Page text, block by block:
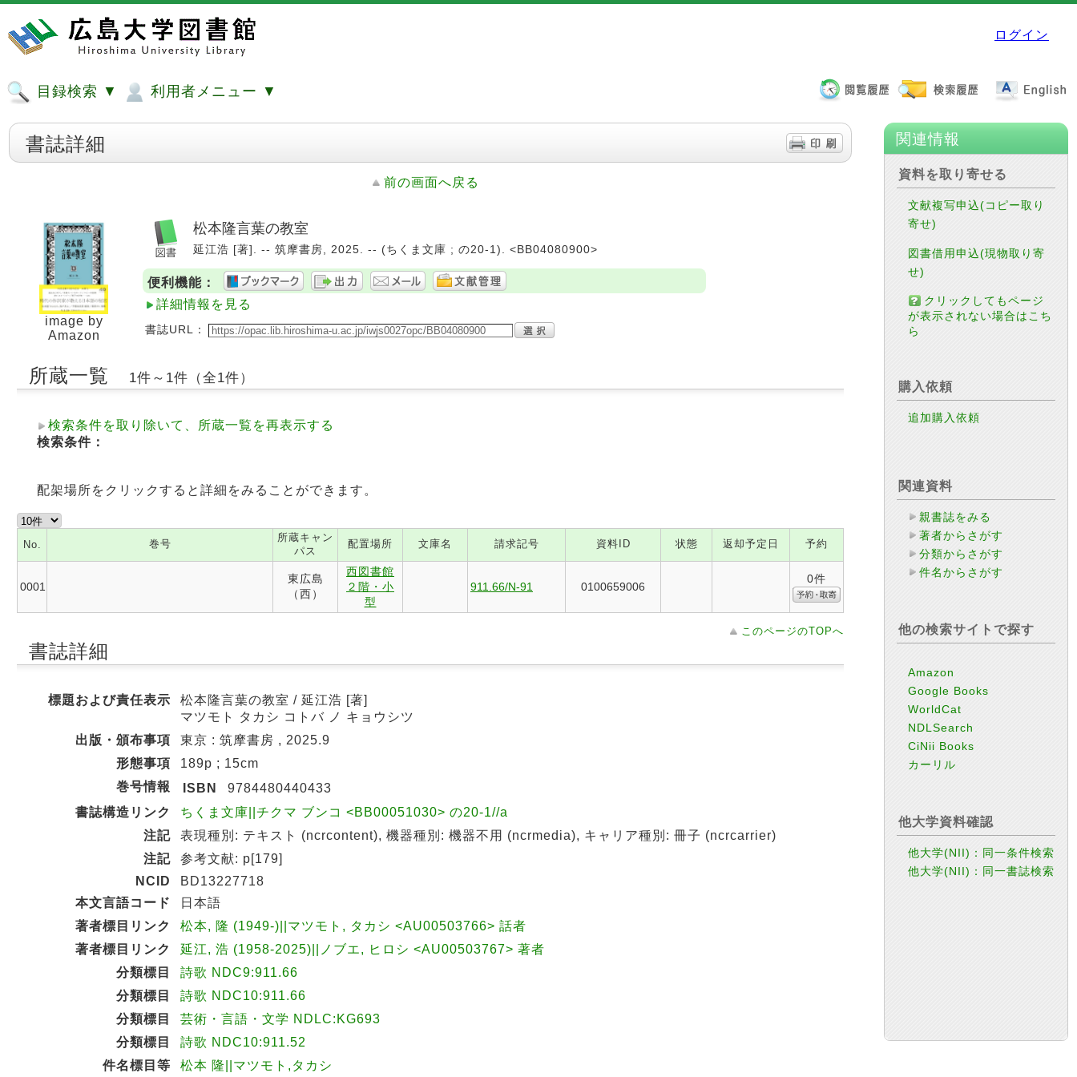
ログイン
目録検索 ▼ 利用者メニュー ▼
書誌詳細
前の画面へ戻る
image by
Amazon
松本隆言葉の教室
延江浩 [著]. -- 筑摩書房, 2025. -- (ちくま文庫 ; の20-1). <BB04080900>
便利機能：
詳細情報を見る
書誌URL：
所蔵一覧 1件～1件（全1件）
検索条件を取り除いて、所蔵一覧を再表示する
検索条件：
配架場所をクリックすると詳細をみることができます。
No. 巻号
所蔵キャン
パス
配置場所 文庫名 請求記号 資料ID 状態 返却予定日 予約
0001
東広島
（西）
西図書館
２階・小
型
911.66/N-91 0100659006
0件
このページのTOPへ
書誌詳細
標題および責任表示
松本隆言葉の教室 / 延江浩 [著]
マツモト タカシ コトバ ノ キョウシツ
出版・頒布事項
東京 : 筑摩書房 , 2025.9
形態事項
189p ; 15cm
巻号情報
ISBN
9784480440433
書誌構造リンク
ちくま文庫||チクマ ブンコ <BB00051030> の20-1//a
注記
表現種別: テキスト (ncrcontent), 機器種別: 機器不用 (ncrmedia), キャリア種別: 冊子 (ncrcarrier)
注記
参考文献: p[179]
NCID
BD13227718
本文言語コード
日本語
著者標目リンク
松本, 隆 (1949-)||マツモト, タカシ <AU00503766> 話者
著者標目リンク
延江, 浩 (1958-2025)||ノブエ, ヒロシ <AU00503767> 著者
分類標目
詩歌 NDC9:911.66
分類標目
詩歌 NDC10:911.66
分類標目
芸術・言語・文学 NDLC:KG693
分類標目
詩歌 NDC10:911.52
件名標目等
松本 隆||マツモト,タカシ
関連情報
資料を取り寄せる
文献複写申込(コピー取り
寄せ)
図書借用申込(現物取り寄
せ)
クリックしてもページ
が表示されない場合はこち
ら
購入依頼
追加購入依頼
関連資料
親書誌をみる
著者からさがす
分類からさがす
件名からさがす
他の検索サイトで探す
Amazon
Google Books
WorldCat
NDLSearch
CiNii Books
カーリル
他大学資料確認
他大学(NII)：同一条件検索
他大学(NII)：同一書誌検索